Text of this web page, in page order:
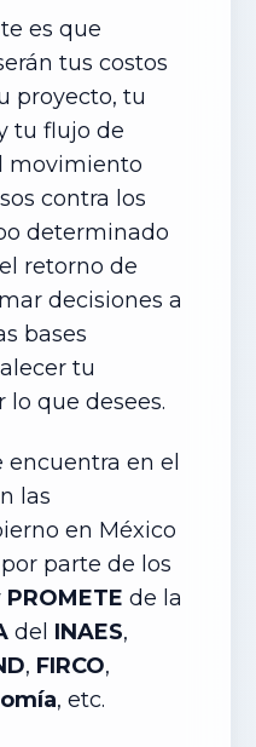
es que
tus costos
proyecto, tu
tu flujo de
movimiento
contra los
determinado
retorno de
decisiones a
bases
tu
lo que desees.
encuentra en el
las
en México
parte de los
PROMETE de la
del INAES,
, FIRCO,
, etc.